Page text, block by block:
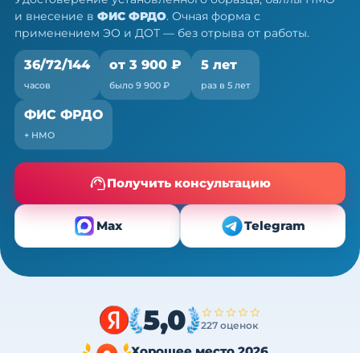
работы
и внесение в ФИС ФРДО. Очная форма с
применением ЭО и ДОТ — без отрыва от работы.
36/72/144
часов
от 3 900 ₽
было 9 900 ₽
5 лет
раз в 5 лет
ФИС ФРДО
+ НМО
Получить консультацию
Max Telegram
5,0 227 оценок